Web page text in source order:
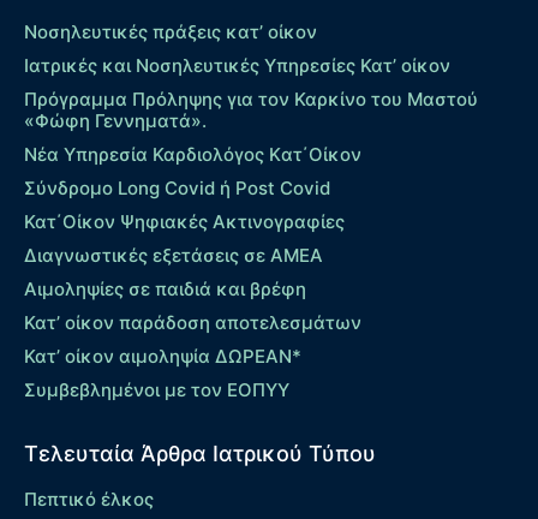
Νοσηλευτικές πράξεις κατ’ οίκον
Ιατρικές και Νοσηλευτικές Υπηρεσίες Κατ’ οίκον
Πρόγραμμα Πρόληψης για τον Καρκίνο του Μαστού
«Φώφη Γεννηματά».
Νέα Υπηρεσία Καρδιολόγος Kατ΄Οίκον
Σύνδρομο Long Covid ή Post Covid
Κατ΄Οίκον Ψηφιακές Ακτινογραφίες
Διαγνωστικές εξετάσεις σε ΑΜΕΑ
Αιμοληψίες σε παιδιά και βρέφη
Κατ’ οίκον παράδοση αποτελεσμάτων
Κατ’ οίκον αιμοληψία ΔΩΡΕΑΝ*
Συμβεβλημένοι με τον ΕΟΠΥΥ
Τελευταία Άρθρα Ιατρικού Τύπου
Πεπτικό έλκος